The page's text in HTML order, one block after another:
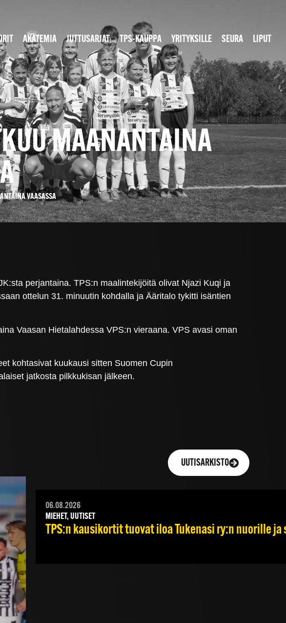
AKATEMIA JUTTUSARJAT TPS-KAUPPA YRITYKSILLE SEURA LIPUT
MAANANTAINA
VAASASSA
perjantaina. TPS:n maalintekijöitä olivat Njazi Kuqi ja
ottelun 31. minuutin kohdalla ja Ääritalo tykitti isäntien
Vaasan Hietalahdessa VPS:n vieraana. VPS avasi oman
kohtasivat kuukausi sitten Suomen Cupin
jatkosta pilkkukisan jälkeen.
UUTISARKISTO
06.08.2026
MIEHET, UUTISET
TPS:n kausikortit tuovat iloa Tukenasi ry:n nuorille ja